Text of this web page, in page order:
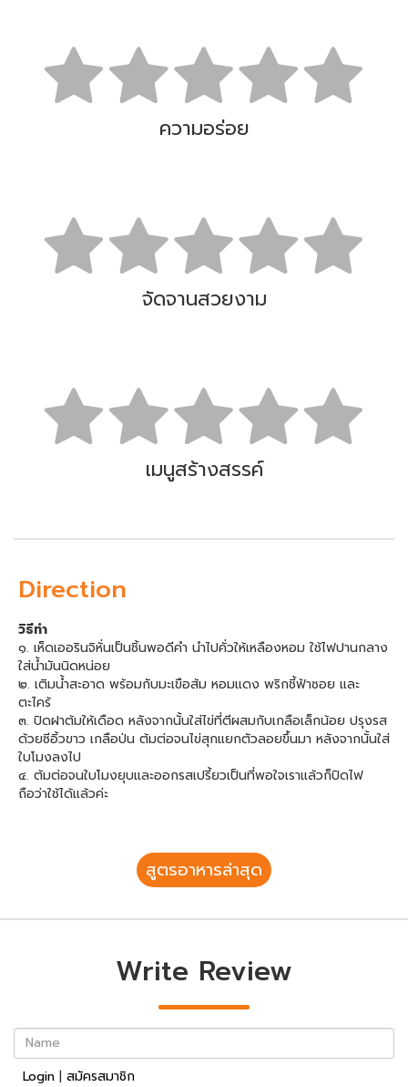
ความอร่อย
จัดจานสวยงาม
เมนูสร้างสรรค์
Direction
วิธีทำ
๑. เห็ดเออรินจิหั่นเป็นชิ้นพอดีคำ นำไปคั่วให้เหลืองหอม ใช้ไฟปานกลาง
ใส่น้ำมันนิดหน่อย
๒. เติมน้ำสะอาด พร้อมกับมะเขือส้ม หอมแดง พริกชี้ฟ้าซอย และ
ตะไคร้
๓. ปิดฝาต้มให้เดือด หลังจากนั้นใส่ไข่ที่ตีผสมกับเกลือเล็กน้อย ปรุงรส
ด้วยซีอิ้วขาว เกลือป่น ต้มต่อจนไข่สุกแยกตัวลอยขึ้นมา หลังจากนั้นใส่
ใบโมงลงไป
๔. ต้มต่อจนใบโมงยุบและออกรสเปรี้ยวเป็นที่พอใจเราแล้วก็ปิดไฟ
ถือว่าใช้ได้แล้วค่ะ
สูตรอาหารล่าสุด
Write Review
Name
Login | สมัครสมาชิก